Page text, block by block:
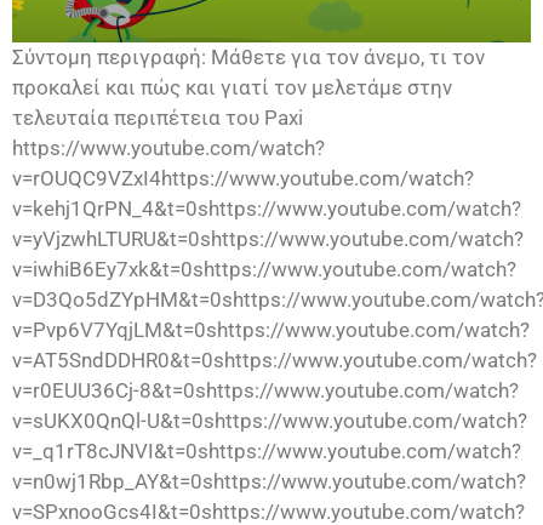
Σύντομη περιγραφή: Μάθετε για τον άνεμο, τι τον
προκαλεί και πώς και γιατί τον μελετάμε στην
τελευταία περιπέτεια του Paxi
https://www.youtube.com/watch?
v=rOUQC9VZxI4https://www.youtube.com/watch?
v=kehj1QrPN_4&t=0shttps://www.youtube.com/watch?
v=yVjzwhLTURU&t=0shttps://www.youtube.com/watch?
v=iwhiB6Ey7xk&t=0shttps://www.youtube.com/watch?
v=D3Qo5dZYpHM&t=0shttps://www.youtube.com/
v=Pvp6V7YqjLM&t=0shttps://www.youtube.com/watch?
v=AT5SndDDHR0&t=0shttps://www.youtube.com/watch?
v=r0EUU36Cj-8&t=0shttps://www.youtube.com/watch?
v=sUKX0QnQl-U&t=0shttps://www.youtube.com/watch?
v=_q1rT8cJNVI&t=0shttps://www.youtube.com/watch?
v=n0wj1Rbp_AY&t=0shttps://www.youtube.com/watch?
v=SPxnooGcs4I&t=0shttps://www.youtube.com/watch?